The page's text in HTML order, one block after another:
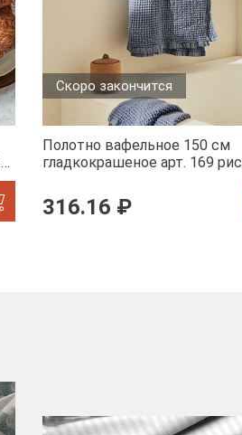
Скоро закончится
Полотно вафельное 150 см
гладкокрашеное арт. 169 рис
316.16 ₽